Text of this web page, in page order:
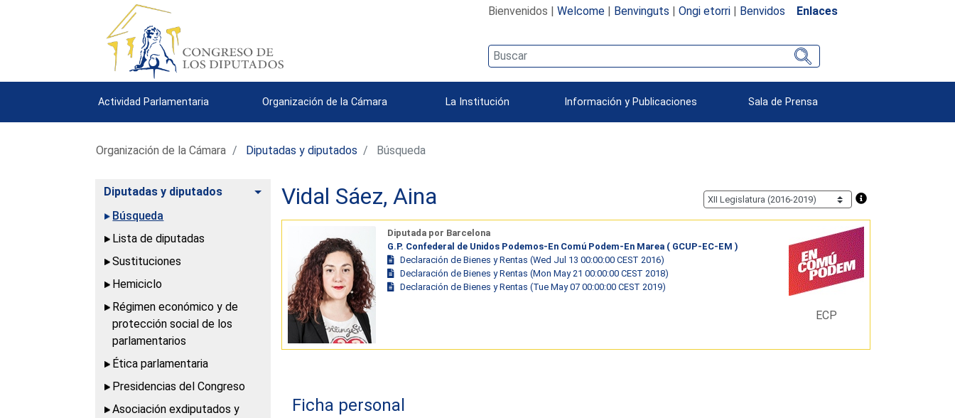
Bienvenidos | Welcome| Benvinguts | Ongi etorri| Benvidos Enlaces
Actividad Parlamentaria Organización de la Cámara La Institución Información y Publicaciones Sala de Prensa
Organización de la Cámara Diputadas y diputados Búsqueda
Diputadas y diputados
Alternar
Búsqueda
Lista de diputadas
Sustituciones
Hemiciclo
Régimen económico y de
protección social de los
parlamentarios
Ética parlamentaria
Presidencias del Congreso
Asociación exdiputados y
Vidal Sáez, Aina
Diputada por Barcelona
G.P. Confederal de Unidos Podemos-En Comú Podem-En Marea ( GCUP-EC-EM )
Declaración de Bienes y Rentas (Wed Jul 13 00:00:00 CEST 2016)
Declaración de Bienes y Rentas (Mon May 21 00:00:00 CEST 2018)
Declaración de Bienes y Rentas (Tue May 07 00:00:00 CEST 2019)
ECP
Ficha personal